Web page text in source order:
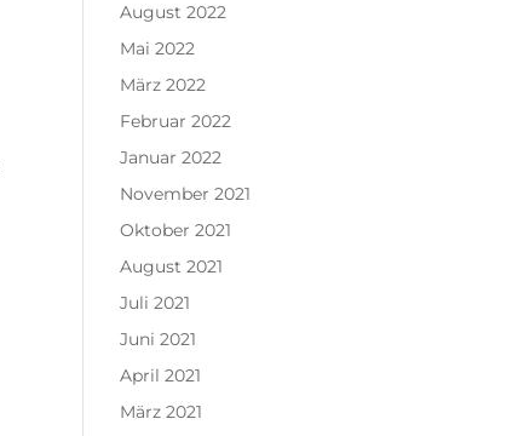
August 2022
Mai 2022
März 2022
Februar 2022
Januar 2022
November 2021
Oktober 2021
August 2021
Juli 2021
Juni 2021
April 2021
März 2021